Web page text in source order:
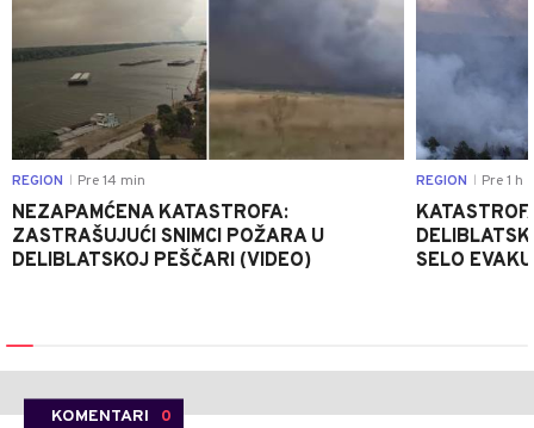
REGION Pre 14 min
NEZAPAMĆENA KATASTROFA:
ZASTRAŠUJUĆI SNIMCI POŽARA U
DELIBLATSKOJ PEŠČARI (VIDEO)
REGION Pre 1 h
SELO
KOMENTARI 0